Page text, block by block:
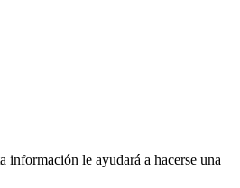
información le ayudará a hacerse una